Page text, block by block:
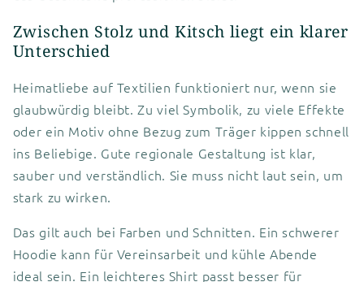
Zwischen Stolz und Kitsch liegt ein klarer
Unterschied
Heimatliebe auf Textilien funktioniert nur, wenn sie
glaubwürdig bleibt. Zu viel Symbolik, zu viele Effekte
oder ein Motiv ohne Bezug zum Träger kippen schnell
ins Beliebige. Gute regionale Gestaltung ist klar,
sauber und verständlich. Sie muss nicht laut sein, um
stark zu wirken.
Das gilt auch bei Farben und Schnitten. Ein schwerer
Hoodie kann für Vereinsarbeit und kühle Abende
ideal sein. Ein leichteres Shirt passt besser für